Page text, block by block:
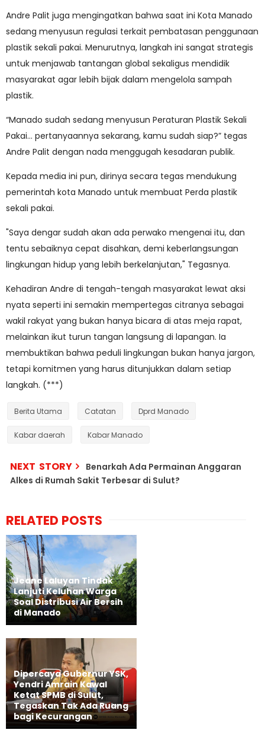
Andre Palit juga mengingatkan bahwa saat ini Kota Manado
sedang menyusun regulasi terkait pembatasan penggunaan
plastik sekali pakai. Menurutnya, langkah ini sangat strategis
untuk menjawab tantangan global sekaligus mendidik
masyarakat agar lebih bijak dalam mengelola sampah
plastik.
“Manado sudah sedang menyusun Peraturan Plastik Sekali
Pakai… pertanyaannya sekarang, kamu sudah siap?” tegas
Andre Palit dengan nada menggugah kesadaran publik.
Kepada media ini pun, dirinya secara tegas mendukung
pemerintah kota Manado untuk membuat Perda plastik
sekali pakai.
"Saya dengar sudah akan ada perwako mengenai itu, dan
tentu sebaiknya cepat disahkan, demi keberlangsungan
lingkungan hidup yang lebih berkelanjutan," Tegasnya.
Kehadiran Andre di tengah-tengah masyarakat lewat aksi
nyata seperti ini semakin mempertegas citranya sebagai
wakil rakyat yang bukan hanya bicara di atas meja rapat,
melainkan ikut turun tangan langsung di lapangan. Ia
membuktikan bahwa peduli lingkungan bukan hanya jargon,
tetapi komitmen yang harus ditunjukkan dalam setiap
langkah. (***)
Berita Utama Catatan Dprd Manado
Kabar daerah Kabar Manado
NEXT STORY
Benarkah Ada Permainan Anggaran
Alkes di Rumah Sakit Terbesar di Sulut?
RELATED POSTS
Jeane Laluyan Tindak
Lanjuti Keluhan Warga
Soal Distribusi Air Bersih
di Manado
Dipercaya Gubernur YSK,
Yendri Amrain Kawal
Ketat SPMB di Sulut,
Tegaskan Tak Ada Ruang
bagi Kecurangan